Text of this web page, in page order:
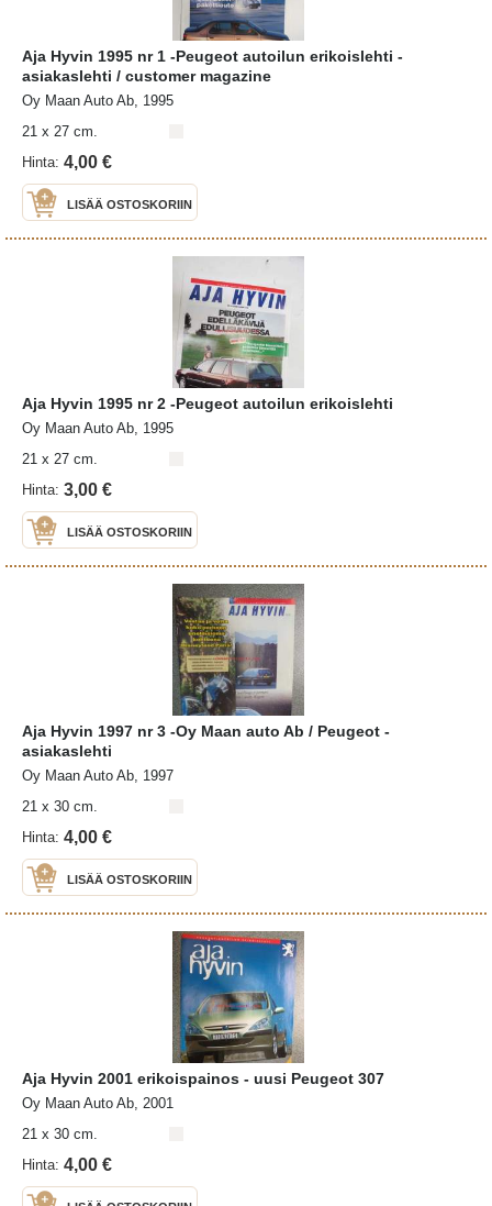
Aja Hyvin 1995 nr 1 -Peugeot autoilun erikoislehti -
asiakaslehti / customer magazine
Oy Maan Auto Ab, 1995
21 x 27 cm.
Hinta: 4,00 €
LISÄÄ OSTOSKORIIN
Aja Hyvin 1995 nr 2 -Peugeot autoilun erikoislehti
Oy Maan Auto Ab, 1995
21 x 27 cm.
Hinta: 3,00 €
LISÄÄ OSTOSKORIIN
Aja Hyvin 1997 nr 3 -Oy Maan auto Ab / Peugeot -
asiakaslehti
Oy Maan Auto Ab, 1997
21 x 30 cm.
Hinta: 4,00 €
LISÄÄ OSTOSKORIIN
Aja Hyvin 2001 erikoispainos - uusi Peugeot 307
Oy Maan Auto Ab, 2001
21 x 30 cm.
Hinta: 4,00 €